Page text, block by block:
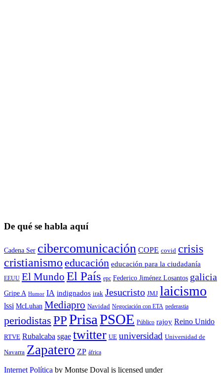
De qué se habla aquí
Cadena Ser cibercomunicación COPE covid crisis
cristianismo educación educación para la ciudadaní­a
EEUU El Mundo El País epc Federico Jiménez Losantos galicia
Gripe A Humor IA indignados irak Jesucristo JMJ laicismo
lssi McLuhan Mediapro Navidad Negociación con ETA pederastia
periodistas PPPrisaPSOE Público rajoy Reino Unido
RTVE Rubalcaba sgae twitter UE universidad Universidad de
Navarra Zapatero ZP áfrica
Internet Política by Montse Doval is licensed under